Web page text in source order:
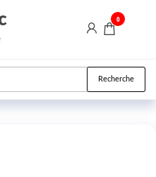
0
Recherche